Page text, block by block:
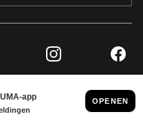
Instagram
RECHTEN VOORBEHOUDEN
EN JURIDISCHE GEGEVENS